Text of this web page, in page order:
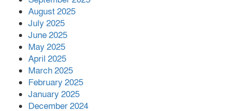
August 2025
July 2025
June 2025
May 2025
April 2025
March 2025
February 2025
January 2025
December 2024